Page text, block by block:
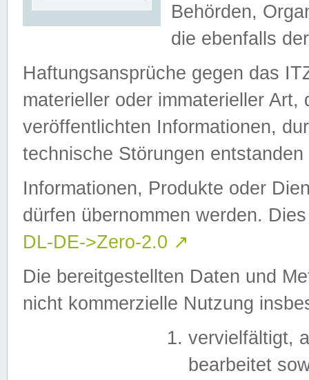
Behörden,
die ebenfalls
Haftungsansprüche gegen das
materieller oder immaterieller
veröffentlichten Informationen,
technische Störungen
Informationen, Produkte oder
dürfen übernommen werden.
DL-DE->Zero-2.0 ↗
Die bereitgestellten Daten und
nicht kommerzielle Nutzung
vervielfältigt,
bearbeitet